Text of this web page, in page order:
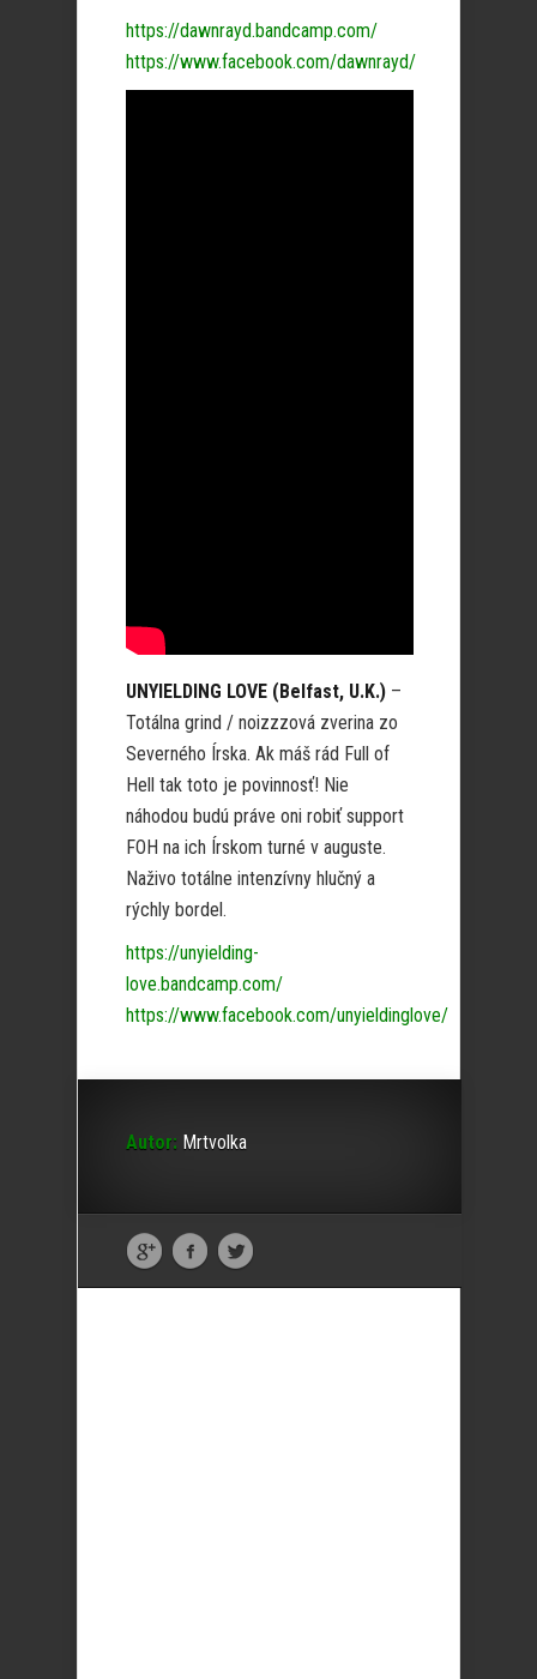
https://dawnrayd.bandcamp.com/
https://www.facebook.com/dawnrayd/
UNYIELDING LOVE (Belfast, U.K.) –
Totálna grind / noizzzová zverina zo
Severného Írska. Ak máš rád Full of
Hell tak toto je povinnosť! Nie
náhodou budú práve oni robiť support
FOH na ich Írskom turné v auguste.
Naživo totálne intenzívny hlučný a
rýchly bordel.
https://unyielding-
love.bandcamp.com/
https://www.facebook.com/unyieldinglove/
Autor: Mrtvolka